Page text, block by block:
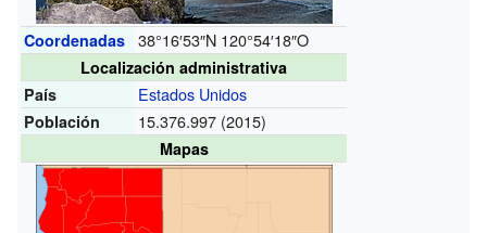
Coordenadas 38°16′53″N 120°54′18″O
Localización administrativa
País
Estados Unidos
Población 15.376.997 (2015)
Mapas